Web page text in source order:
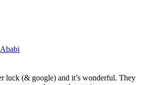
luck (& google) and it’s wonderful. They